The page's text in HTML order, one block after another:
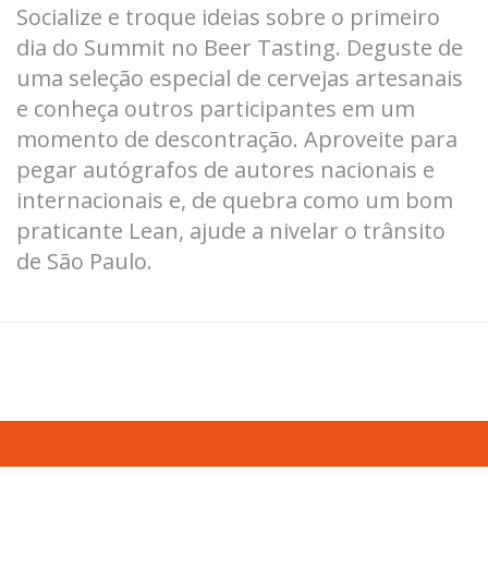
Socialize e troque ideias sobre o primeiro
dia do Summit no Beer Tasting. Deguste de
uma seleção especial de cervejas artesanais
e conheça outros participantes em um
momento de descontração. Aproveite para
pegar autógrafos de autores nacionais e
internacionais e, de quebra como um bom
praticante Lean, ajude a nivelar o trânsito
de São Paulo.